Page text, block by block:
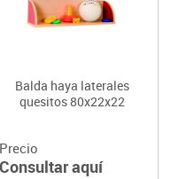
Balda haya laterales
quesitos 80x22x22
Precio
Consultar aquí